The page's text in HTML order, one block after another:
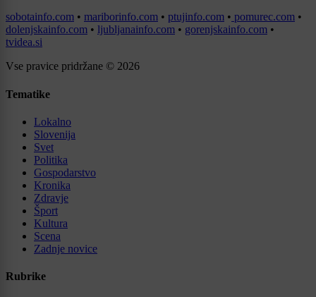
sobotainfo.com • mariborinfo.com • ptujinfo.com • pomurec.com •
dolenjskainfo.com • ljubljanainfo.com • gorenjskainfo.com •
tvidea.si
Vse pravice pridržane © 2026
Tematike
Lokalno
Slovenija
Svet
Politika
Gospodarstvo
Kronika
Zdravje
Šport
Kultura
Scena
Zadnje novice
Rubrike